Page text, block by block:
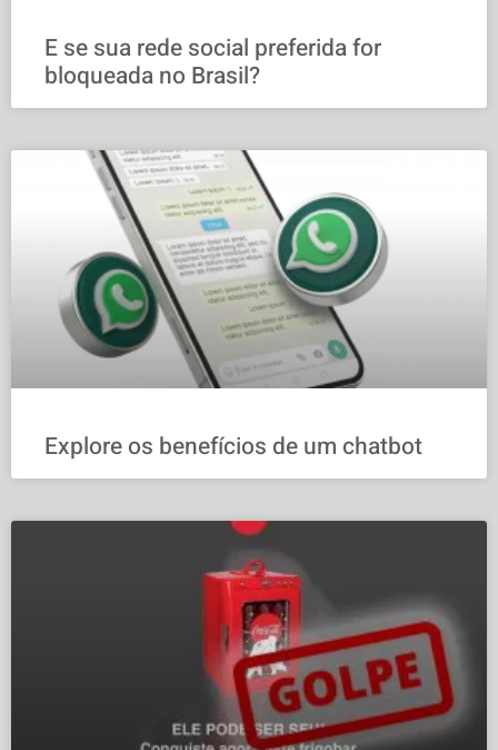
E se sua rede social preferida for
bloqueada no Brasil?
Explore os benefícios de um chatbot